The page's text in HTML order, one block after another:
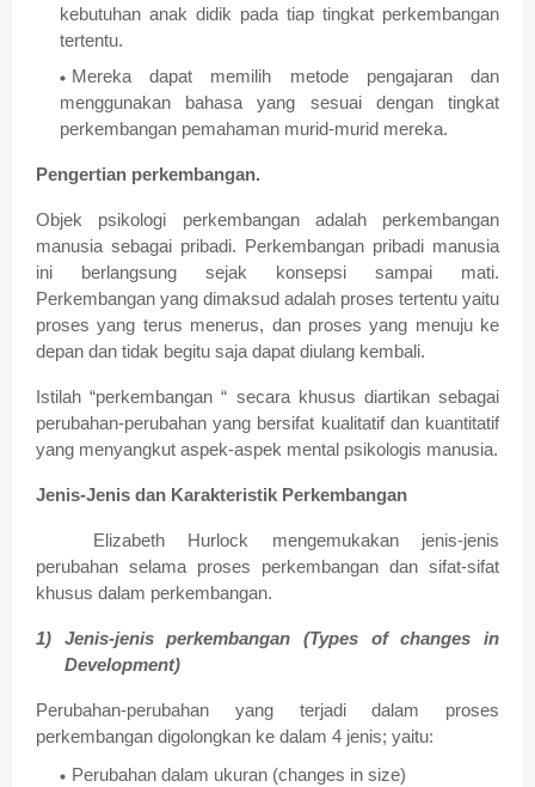
kebutuhan anak didik pada tiap tingkat perkembangan
tertentu.
Mereka dapat memilih metode pengajaran dan
menggunakan bahasa yang sesuai dengan tingkat
perkembangan pemahaman murid-murid mereka.
Pengertian perkembangan.
Objek psikologi perkembangan adalah perkembangan
manusia sebagai pribadi. Perkembangan pribadi manusia
ini berlangsung sejak konsepsi sampai mati.
Perkembangan yang dimaksud adalah proses tertentu yaitu
proses yang terus menerus, dan proses yang menuju ke
depan dan tidak begitu saja dapat diulang kembali.
Istilah “perkembangan “ secara khusus diartikan sebagai
perubahan-perubahan yang bersifat kualitatif dan kuantitatif
yang menyangkut aspek-aspek mental psikologis manusia.
Jenis-Jenis dan Karakteristik Perkembangan
Elizabeth Hurlock mengemukakan jenis-jenis
perubahan selama proses perkembangan dan sifat-sifat
khusus dalam perkembangan.
1) Jenis-jenis perkembangan (Types of changes in
Development)
Perubahan-perubahan yang terjadi dalam proses
perkembangan digolongkan ke dalam 4 jenis; yaitu:
Perubahan dalam ukuran (changes in size)